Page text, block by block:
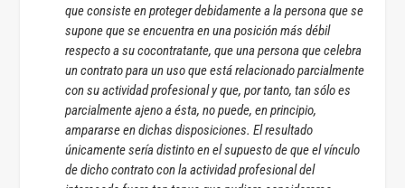
que consiste en proteger debidamente a la persona que se
supone que se encuentra en una posición más débil
respecto a su cocontratante, que una persona que celebra
un contrato para un uso que está relacionado parcialmente
con su actividad profesional y que, por tanto, tan sólo es
parcialmente ajeno a ésta, no puede, en principio,
ampararse en dichas disposiciones. El resultado
únicamente sería distinto en el supuesto de que el vínculo
de dicho contrato con la actividad profesional del